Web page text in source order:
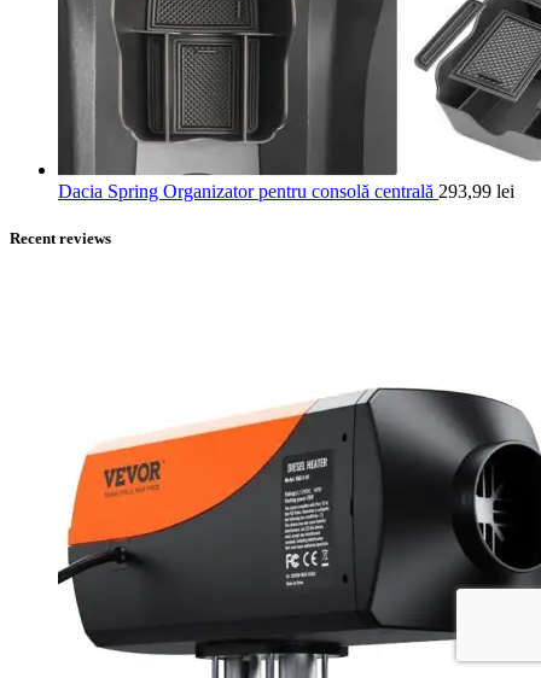
Dacia Spring Organizator pentru consolă centrală 293,99 lei
Recent reviews